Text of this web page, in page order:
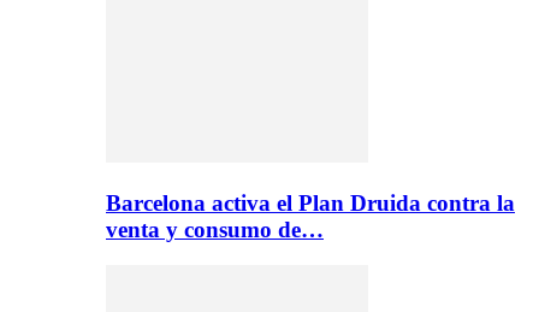
Barcelona activa el Plan Druida contra la
venta y consumo de…